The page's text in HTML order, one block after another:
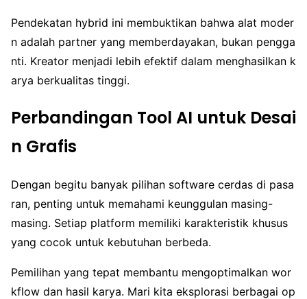
Pendekatan hybrid ini membuktikan bahwa alat moder
n adalah partner yang memberdayakan, bukan pengga
nti. Kreator menjadi lebih efektif dalam menghasilkan k
arya berkualitas tinggi.
Perbandingan Tool AI untuk Desai
n Grafis
Dengan begitu banyak pilihan software cerdas di pasa
ran, penting untuk memahami keunggulan masing-
masing. Setiap platform memiliki karakteristik khusus
yang cocok untuk kebutuhan berbeda.
Pemilihan yang tepat membantu mengoptimalkan wor
kflow dan hasil karya. Mari kita eksplorasi berbagai op